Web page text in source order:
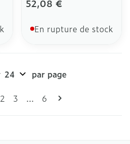
52,08 €
En rupture de stock
Pages
lisez actuellement la page
Page
2 Page
3 ... Page
6
par page